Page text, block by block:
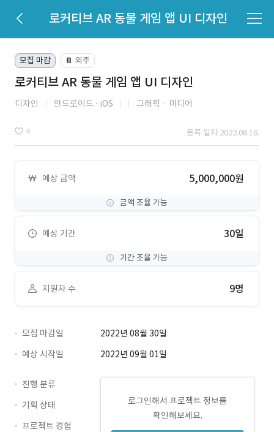
로커티브 AR 동물 게임 앱 UI 디자인
모집 마감 📔 외주
로커티브 AR 동물 게임 앱 UI 디자인
디자인 안드로이드 iOS 그래픽ㆍ미디어
4 등록 일자 2022.08.16.
예상 금액 5,000,000원
금액 조율 가능
예상 기간 30일
기간 조율 가능
지원자 수 9명
모집 마감일
2022년 08월 30일
예상 시작일
2022년 09월 01일
로그인해서 프로젝트 정보를
확인해보세요.
진행 분류
기획 상태
프로젝트 경험